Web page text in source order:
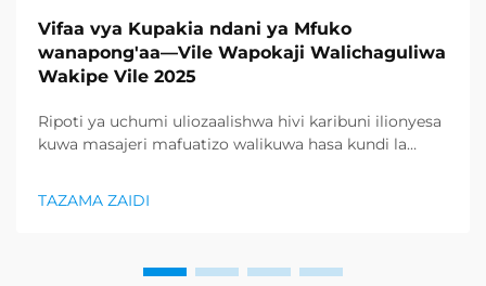
Vifaa vya Kupakia ndani ya Mfuko
wanapong'aa—Vile Wapokaji Walichaguliwa
Wakipe Vile 2025
Ripoti ya uchumi uliozaalishwa hivi karibuni ilionyesa
kuwa masajeri mafuatizo walikuwa hasa kundi la
kurejesha. Wakuzaji wamekuwa wamefahamu ...
TAZAMA ZAIDI